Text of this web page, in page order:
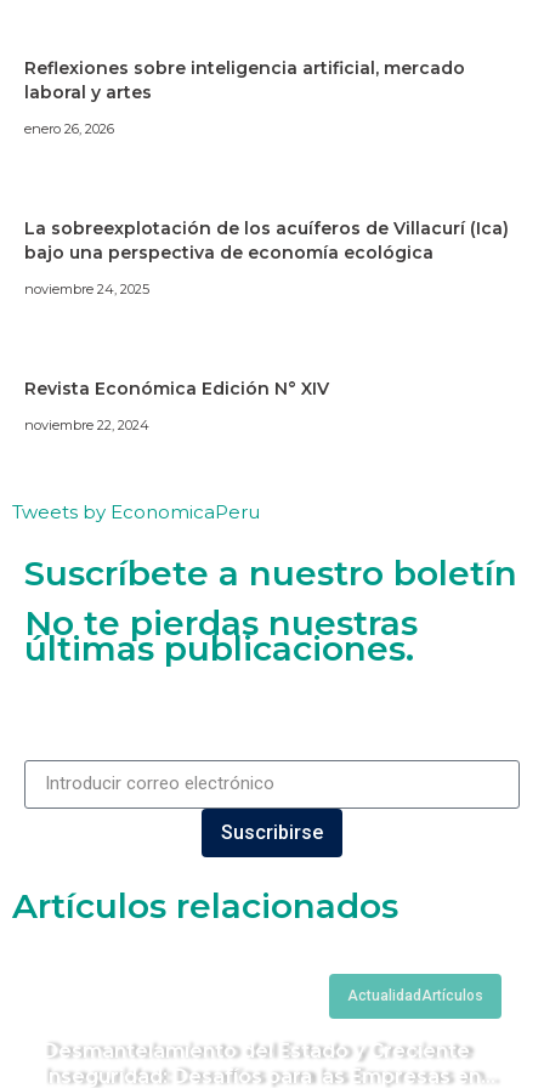
Reflexiones sobre inteligencia artificial, mercado
laboral y artes
enero 26, 2026
La sobreexplotación de los acuíferos de Villacurí (Ica)
bajo una perspectiva de economía ecológica
noviembre 24, 2025
Revista Económica Edición N° XIV
noviembre 22, 2024
Tweets by EconomicaPeru
Suscríbete a nuestro boletín
No te pierdas nuestras
últimas publicaciones.
Suscribirse
Artículos relacionados
Actualidad Artículos
Desmantelamiento del Estado y Creciente
Inseguridad: Desafíos para las Empresas en